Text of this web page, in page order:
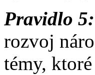
Pravidlo 5:
rozvoj
témy,